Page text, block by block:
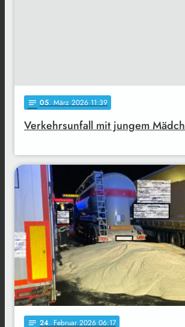
notes 05. März 2026 11:39
Verkehrsunfall mit jungem
notes 24. Februar 2026 06:17